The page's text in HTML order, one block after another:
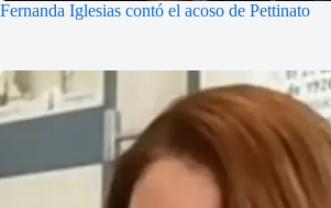
Fernanda Iglesias contó el acoso de Pettinato